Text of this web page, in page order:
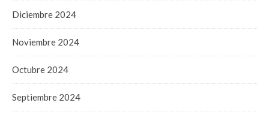
Diciembre 2024
Noviembre 2024
Octubre 2024
Septiembre 2024